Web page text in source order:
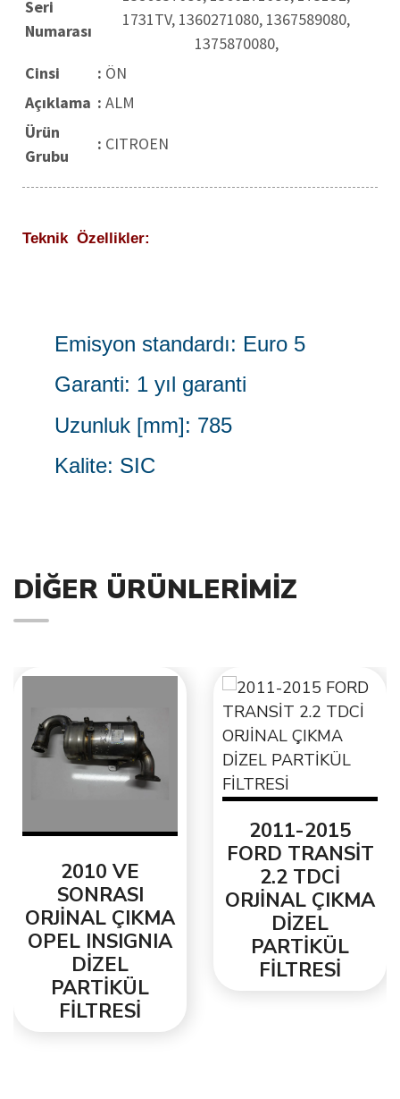
Seri
Numarası
1731TV, 1360271080, 1367589080,
1375870080,
Cinsi
: ÖN
Açıklama : ALM
Ürün
Grubu
: CITROEN
Teknik Özellikler:
Emisyon standardı: Euro 5
Garanti: 1 yıl garanti
Uzunluk [mm]: 785
Kalite: SIC
DIĞER ÜRÜNLERIMIZ
2010 VE
SONRASI
ORJİNAL ÇIKMA
OPEL INSIGNIA
DİZEL
PARTİKÜL
FİLTRESİ
2011-2015
FORD TRANSİT
2.2 TDCİ
ORJİNAL ÇIKMA
DİZEL
PARTİKÜL
FİLTRESİ